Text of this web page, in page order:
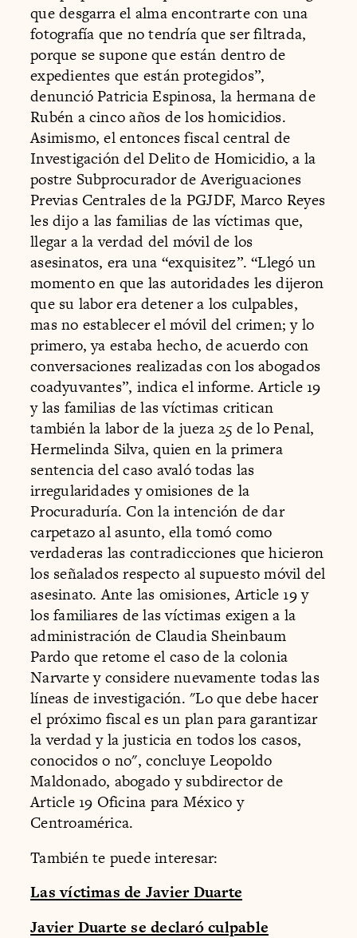
que desgarra el alma encontrarte con una
fotografía que no tendría que ser filtrada,
porque se supone que están dentro de
expedientes que están protegidos”,
denunció Patricia Espinosa, la hermana de
Rubén a cinco años de los homicidios.
Asimismo, el entonces fiscal central de
Investigación del Delito de Homicidio, a la
postre Subprocurador de Averiguaciones
Previas Centrales de la PGJDF, Marco Reyes
les dijo a las familias de las víctimas que,
llegar a la verdad del móvil de los
asesinatos, era una “exquisitez”. “Llegó un
momento en que las autoridades les dijeron
que su labor era detener a los culpables,
mas no establecer el móvil del crimen; y lo
primero, ya estaba hecho, de acuerdo con
conversaciones realizadas con los abogados
coadyuvantes”, indica el informe. Article 19
y las familias de las víctimas critican
también la labor de la jueza 25 de lo Penal,
Hermelinda Silva, quien en la primera
sentencia del caso avaló todas las
irregularidades y omisiones de la
Procuraduría. Con la intención de dar
carpetazo al asunto, ella tomó como
verdaderas las contradicciones que hicieron
los señalados respecto al supuesto móvil del
asesinato. Ante las omisiones, Article 19 y
los familiares de las víctimas exigen a la
administración de Claudia Sheinbaum
Pardo que retome el caso de la colonia
Narvarte y considere nuevamente todas las
líneas de investigación. "Lo que debe hacer
el próximo fiscal es un plan para garantizar
la verdad y la justicia en todos los casos,
conocidos o no", concluye Leopoldo
Maldonado, abogado y subdirector de
Article 19 Oficina para México y
Centroamérica.
También te puede interesar:
Las víctimas de Javier Duarte
Javier Duarte se declaró culpable